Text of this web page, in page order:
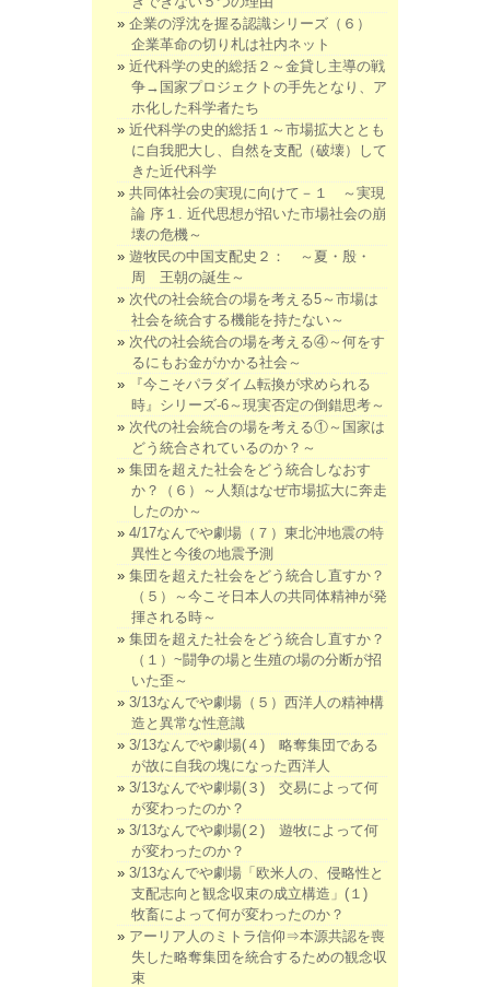
企業の浮沈を握る認識シリーズ（６）
企業革命の切り札は社内ネット
近代科学の史的総括２～金貸し主導の戦
争→国家プロジェクトの手先となり、ア
ホ化した科学者たち
近代科学の史的総括１～市場拡大ととも
に自我肥大し、自然を支配（破壊）して
きた近代科学
共同体社会の実現に向けて－１ ～実現
論 序１. 近代思想が招いた市場社会の崩
壊の危機～
遊牧民の中国支配史２： ～夏・殷・
周 王朝の誕生～
次代の社会統合の場を考える5～市場は
社会を統合する機能を持たない～
次代の社会統合の場を考える④～何をす
るにもお金がかかる社会～
『今こそパラダイム転換が求められる
時』シリーズ-6～現実否定の倒錯思考～
次代の社会統合の場を考える①～国家は
どう統合されているのか？～
集団を超えた社会をどう統合しなおす
か？（６）～人類はなぜ市場拡大に奔走
したのか～
4/17なんでや劇場（７）東北沖地震の特
異性と今後の地震予測
集団を超えた社会をどう統合し直すか？
（５）～今こそ日本人の共同体精神が発
揮される時～
集団を超えた社会をどう統合し直すか？
（１）~闘争の場と生殖の場の分断が招
いた歪～
3/13なんでや劇場（５）西洋人の精神構
造と異常な性意識
3/13なんでや劇場(４) 略奪集団である
が故に自我の塊になった西洋人
3/13なんでや劇場(３) 交易によって何
が変わったのか？
3/13なんでや劇場(２) 遊牧によって何
が変わったのか？
3/13なんでや劇場「欧米人の、侵略性と
支配志向と観念収束の成立構造」(１)
牧畜によって何が変わったのか？
アーリア人のミトラ信仰⇒本源共認を喪
失した略奪集団を統合するための観念収
束